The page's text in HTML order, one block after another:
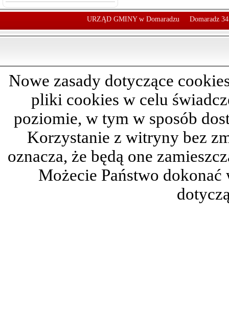
URZĄD GMINY w Domaradzu Domaradz
Nowe zasady dotyczące
pliki cookies w celu
poziomie, w tym w sposób
Korzystanie z witryny bez
oznacza, że będą one
Możecie Państwo